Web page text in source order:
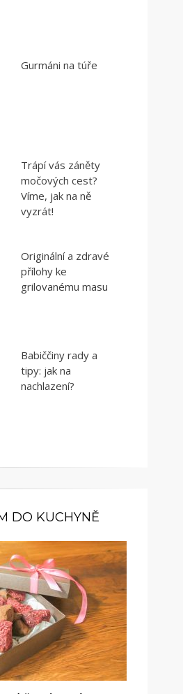
Gurmáni na túře
Trápí vás záněty
močových cest?
Víme, jak na ně
vyzrát!
Originální a zdravé
přílohy ke
grilovanému masu
Babiččiny rady a
tipy: jak na
nachlazení?
DO KUCHYNĚ